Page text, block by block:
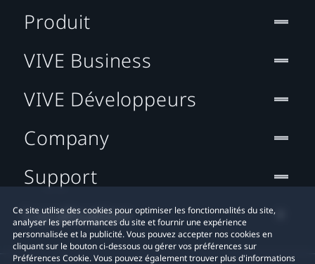
Ce site utilise des cookies pour optimiser les fonctionnalités du site,
analyser les performances du site et fournir une expérience
personnalisée et la publicité. Vous pouvez accepter nos cookies en
cliquant sur le bouton ci-dessous ou gérer vos préférences sur
Préférences Cookie. Vous pouvez également trouver plus d'informations
Produit
VIVE Business
VIVE Développeurs
Company
Support
Localisation